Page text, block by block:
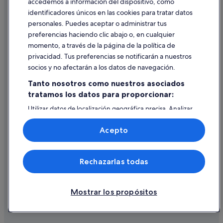
Ayuda
Cancelar un vuelo
Cancelar una reserva de hotel o de un alquiler vacacional
Utilizar un cupón de Expedia
Documentos para viajes internacionales
© 2026 Expedia, Inc., una empresa de Expedia Group. Todos los
derechos reservados. Expedia y el logotipo de Expedia son marcas
comerciales o marcas comerciales registradas de Expedia, Inc.
identificadores únicos en las cookies para tratar datos
personales. Puedes aceptar o administrar tus
preferencias haciendo clic abajo o, en cualquier
momento, a través de la página de la política de
privacidad. Tus preferencias se notificarán a nuestros
socios y no afectarán a los datos de navegación.
Tanto nosotros como nuestros asociados
tratamos los datos para proporcionar:
Utilizar datos de localización geográfica precisa. Analizar
activamente las características del dispositivo para su
identificación. Almacenar la información en un dispositivo
y/o acceder a ella. Publicidad y contenido personalizados,
medición de publicidad y contenido, investigación de
audiencia y desarrollo de servicios.
Lista de asociados (proveedores)
Mostrar los propósitos
Rechazarlas todas
Acepto